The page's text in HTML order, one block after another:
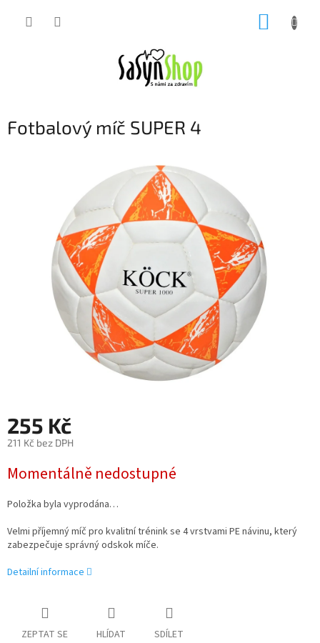
Fotbalový míč SUPER 4
255 Kč
211 Kč bez DPH
cena:
Momentálně nedostupné
Položka byla vyprodána…
Velmi příjemný míč pro kvalitní trénink se 4 vrstvami PE návinu, který
zabezpečuje správný odskok míče.
Detailní informace
ZEPTAT SE HLÍDAT SDÍLET